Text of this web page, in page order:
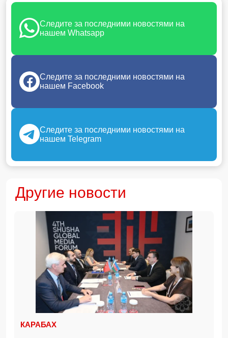
Следите за последними новостями на
нашем Whatsapp
Следите за последними новостями на
нашем Facebook
Следите за последними новостями на
нашем Telegram
Другие новости
КАРАБАХ